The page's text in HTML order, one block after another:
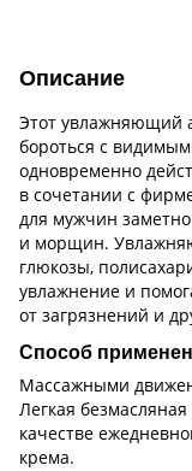
Описание
Этот увлажняющий
бороться с
одновременно
в сочетании с
для мужчин
и морщин.
глюкозы,
увлажнение и
от загрязнений и
Способ
Массажными
Легкая
качестве
крема.